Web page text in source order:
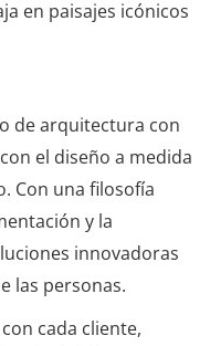
en paisajes icónicos
de arquitectura con
el diseño a medida
Con una filosofía
y la
innovadoras
las personas.
cada cliente,